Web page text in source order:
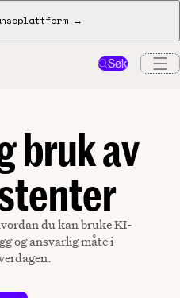
→
Søk
bruk av
du kan bruke KI-
og ansvarlig måte i